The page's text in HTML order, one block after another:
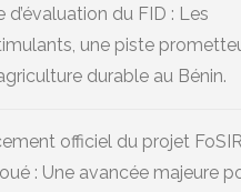
d’évaluation du FID : Les
une piste
durable au Bénin.
officiel du projet
: Une avancée majeure